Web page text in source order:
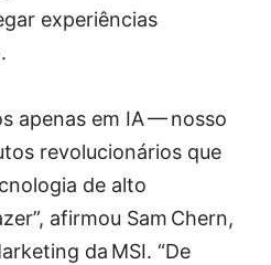
experiências
apenas em IA — nosso
revolucionários que
de alto
afirmou Sam Chern,
da MSI. “De